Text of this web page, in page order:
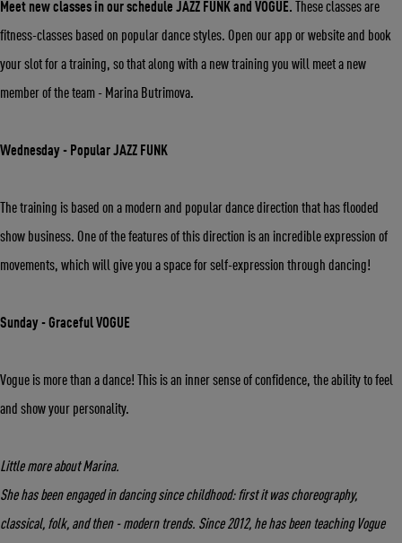
Укажите ваш возраст
Meet new classes in our schedule JAZZ FUNK and VOGUE.
These classes are
fitness-classes based on popular dance styles. Open our app or website and book
your slot for a training, so that along with a new training you will meet a new
member of the team - Marina Butrimova.
Wednesday - Popular JAZZ FUNK
The training is based on a modern and popular dance direction that has flooded
show business. One of the features of this direction is an incredible expression of
movements, which will give you a space for self-expression through dancing!
Sunday - Graceful VOGUE
Vogue is more than a dance! This is an inner sense of confidence, the ability to feel
and show your personality.
Little more about Marina.
She has been engaged in dancing since childhood: first it was choreography,
classical, folk, and then - modern trends. Since 2012, he has been teaching Vogue